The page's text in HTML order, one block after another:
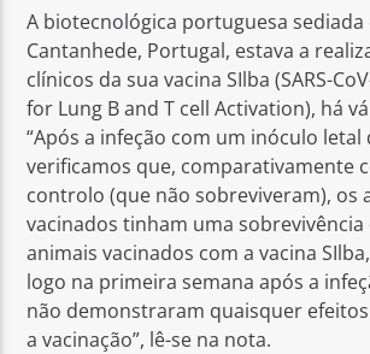
A biotecnológica portuguesa sediada
Cantanhede, Portugal, estava a
clínicos da sua vacina SIlba (SARS-
for Lung B and T cell Activation), há
“Após a infeção com um inóculo letal
verificamos que, comparativamente
controlo (que não sobreviveram), os
vacinados tinham uma sobrevivência
animais vacinados com a vacina
logo na primeira semana após a
não demonstraram quaisquer
a vacinação”, lê-se na nota.